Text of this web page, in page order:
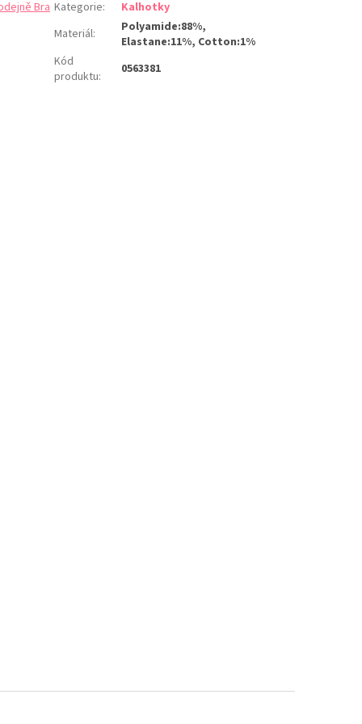
Bra Kategorie:
Kalhotky
Materiál:
Polyamide:88%,
Elastane:11%, Cotton:1%
Kód
produktu: 0563381